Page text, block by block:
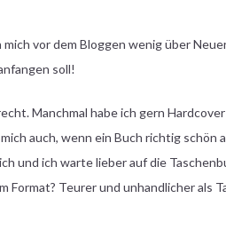
mich vor dem Bloggen wenig über
soll!
Manchmal habe ich gern
auch, wenn ein Buch richtig
und ich warte lieber auf die
Format? Teurer und unhandlicher als